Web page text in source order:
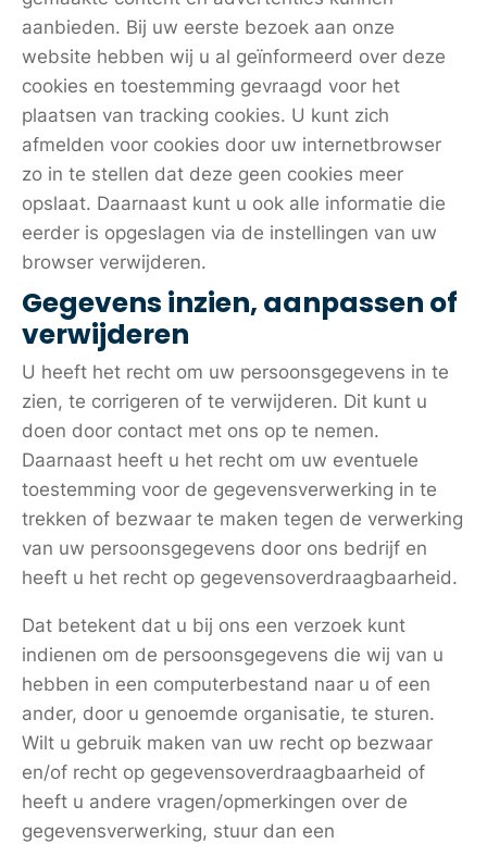
aanbieden. Bij uw eerste bezoek aan onze
website hebben wij u al geïnformeerd over deze
cookies en toestemming gevraagd voor het
plaatsen van tracking cookies. U kunt zich
afmelden voor cookies door uw internetbrowser
zo in te stellen dat deze geen cookies meer
opslaat. Daarnaast kunt u ook alle informatie die
eerder is opgeslagen via de instellingen van uw
browser verwijderen.
Gegevens inzien, aanpassen of
verwijderen
U heeft het recht om uw persoonsgegevens in te
zien, te corrigeren of te verwijderen. Dit kunt u
doen door contact met ons op te nemen.
Daarnaast heeft u het recht om uw eventuele
toestemming voor de gegevensverwerking in te
trekken of bezwaar te maken tegen de verwerking
van uw persoonsgegevens door ons bedrijf en
heeft u het recht op gegevensoverdraagbaarheid.
Dat betekent dat u bij ons een verzoek kunt
indienen om de persoonsgegevens die wij van u
hebben in een computerbestand naar u of een
ander, door u genoemde organisatie, te sturen.
Wilt u gebruik maken van uw recht op bezwaar
en/of recht op gegevensoverdraagbaarheid of
heeft u andere vragen/opmerkingen over de
gegevensverwerking, stuur dan een